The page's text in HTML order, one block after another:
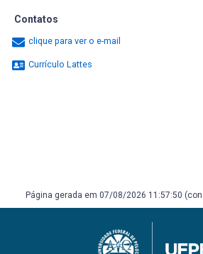
Contatos
clique para ver o e-mail
Currículo Lattes
Página gerada em 07/08/2026 11:57:50